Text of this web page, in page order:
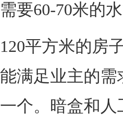
需要60-70米的水
120平方米的房
能满足业主的需
一个。暗盒和人